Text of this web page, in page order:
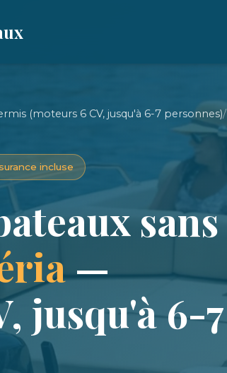
(moteurs 6 CV, jusqu'à 6-7 personnes)/
incluse
sans
—
jusqu'à 6-7